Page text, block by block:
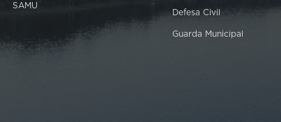
SAMU
Defesa Civil
Guarda Municipal